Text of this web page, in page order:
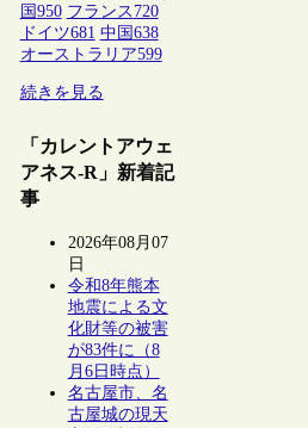
国 950 フランス 720
ドイツ681 中国 638
オーストラリア599
続きを見る
「カレントアウェ
アネス-R」新着記
事
2026年08月07
日
令和8年熊本
地震による文
化財等の被害
が83件に（8
月6日時点）
名古屋市、名
古屋城の現天